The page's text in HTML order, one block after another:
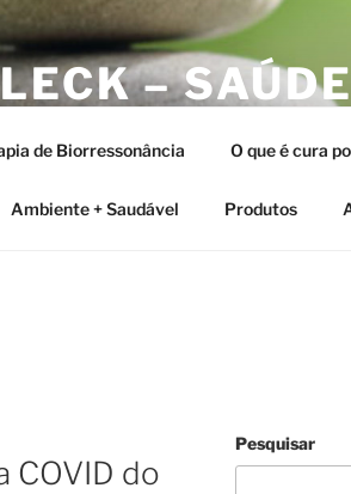
–
de Biorressonância O que é cura
Ambiente + Saudável Produtos
COVID do
Pesquisar